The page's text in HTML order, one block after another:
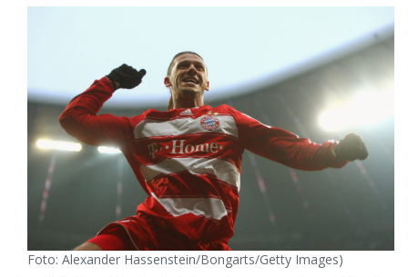
Foto: Alexander Hassenstein/Bongarts/Getty Images)